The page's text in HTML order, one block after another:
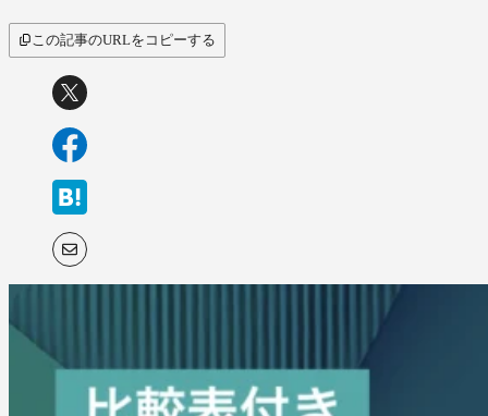
す
SaaS情報メディア by
この記事のURLをコピーする